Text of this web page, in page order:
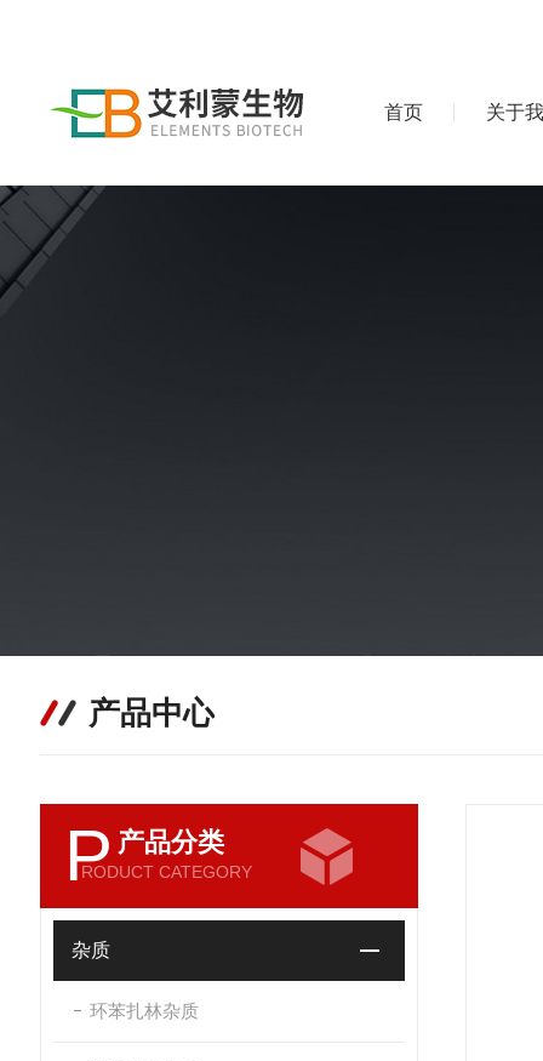
首页 关于
产品中心
P 产品分类
RODUCT CATEGORY
杂质
环苯扎林杂质